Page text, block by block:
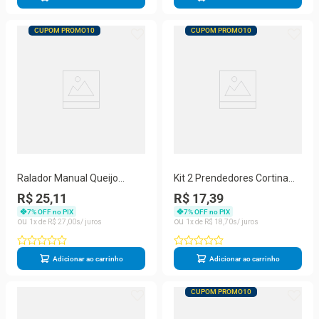
CUPOM PROMO10
Ralador Manual Queijo
Culinário Profissional Inox
Parmesão
R$ 25,11
7% OFF no PIX
1
R$ 27 00
Adicionar ao carrinho
CUPOM PROMO10
Kit 2 Prendedores Cortina
Presilha Perola Sala Quarto
Decor
R$ 17,39
7% OFF no PIX
1
R$ 18 70
Adicionar ao carrinho
CUPOM PROMO10